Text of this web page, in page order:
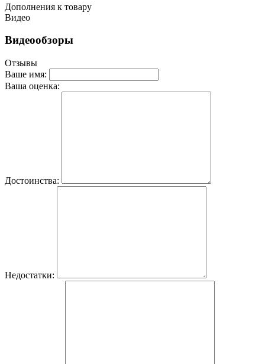
Дополнения к товару
Видео
Видеообзоры
Отзывы
Ваше имя:
Ваша оценка:
Достоинства:
Недостатки: